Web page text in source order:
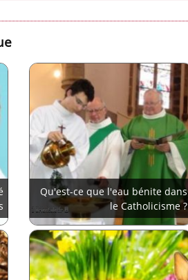
Qu'est-ce que l'eau bénite dans
le Catholicisme ?